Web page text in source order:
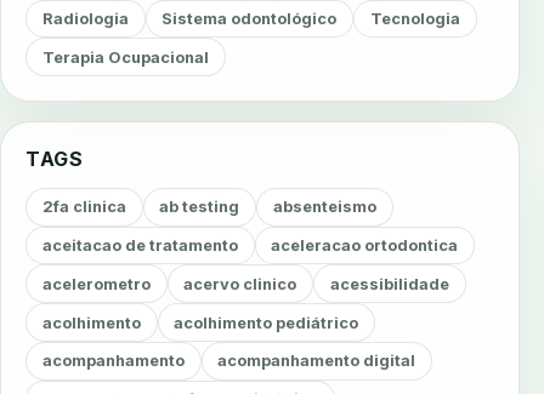
Radiologia Sistema odontológico Tecnologia
Terapia Ocupacional
TAGS
2fa clinica ab testing absenteismo
aceitacao de tratamento aceleracao ortodontica
acelerometro acervo clinico acessibilidade
acolhimento acolhimento pediátrico
acompanhamento acompanhamento digital